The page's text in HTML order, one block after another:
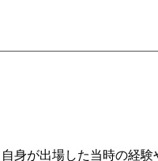
身が出場した当時の経